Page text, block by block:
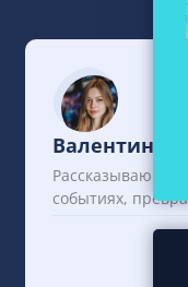
Валентина
Рассказываю об
событиях,